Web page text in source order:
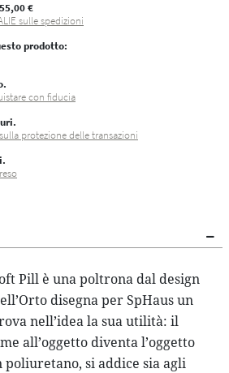
€
sulle spedizioni
prodotto:
con fiducia
protezione delle transazioni
Pill è una poltrona dal design
disegna per SpHaus un
nell’idea la sua utilità: il
all’oggetto diventa l’oggetto
poliuretano, si addice sia agli